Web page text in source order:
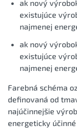
ak nový
existujúce
najmenej
ak nový
existujúce
najmenej
Farebná schéma
definovaná od
najúčinnejšie
energeticky